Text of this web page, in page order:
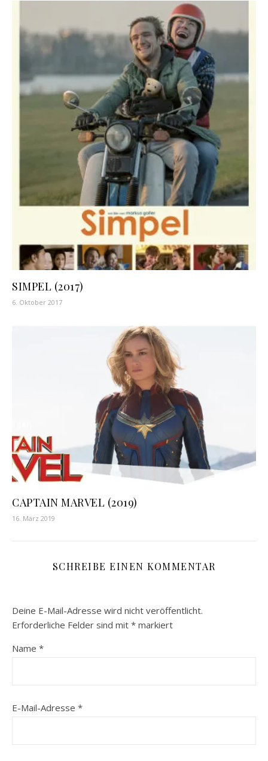
SIMPEL (2017)
6. Oktober 2017
CAPTAIN MARVEL (2019)
16. März 2019
SCHREIBE EINEN KOMMENTAR
Deine E-Mail-Adresse wird nicht veröffentlicht.
Erforderliche Felder sind mit * markiert
Name *
E-Mail-Adresse *